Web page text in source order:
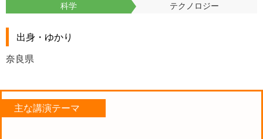
科学
テクノロジー
出身・ゆかり
奈良県
主な講演テーマ